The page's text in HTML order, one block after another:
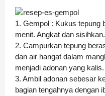
1. Gempol : Kukus tepung
menit. Angkat dan sisihkan.
2. Campurkan tepung
dan air hangat dalam
menjadi adonan yang kalis.
3. Ambil adonan sebesar
bagian tengahnya dengan